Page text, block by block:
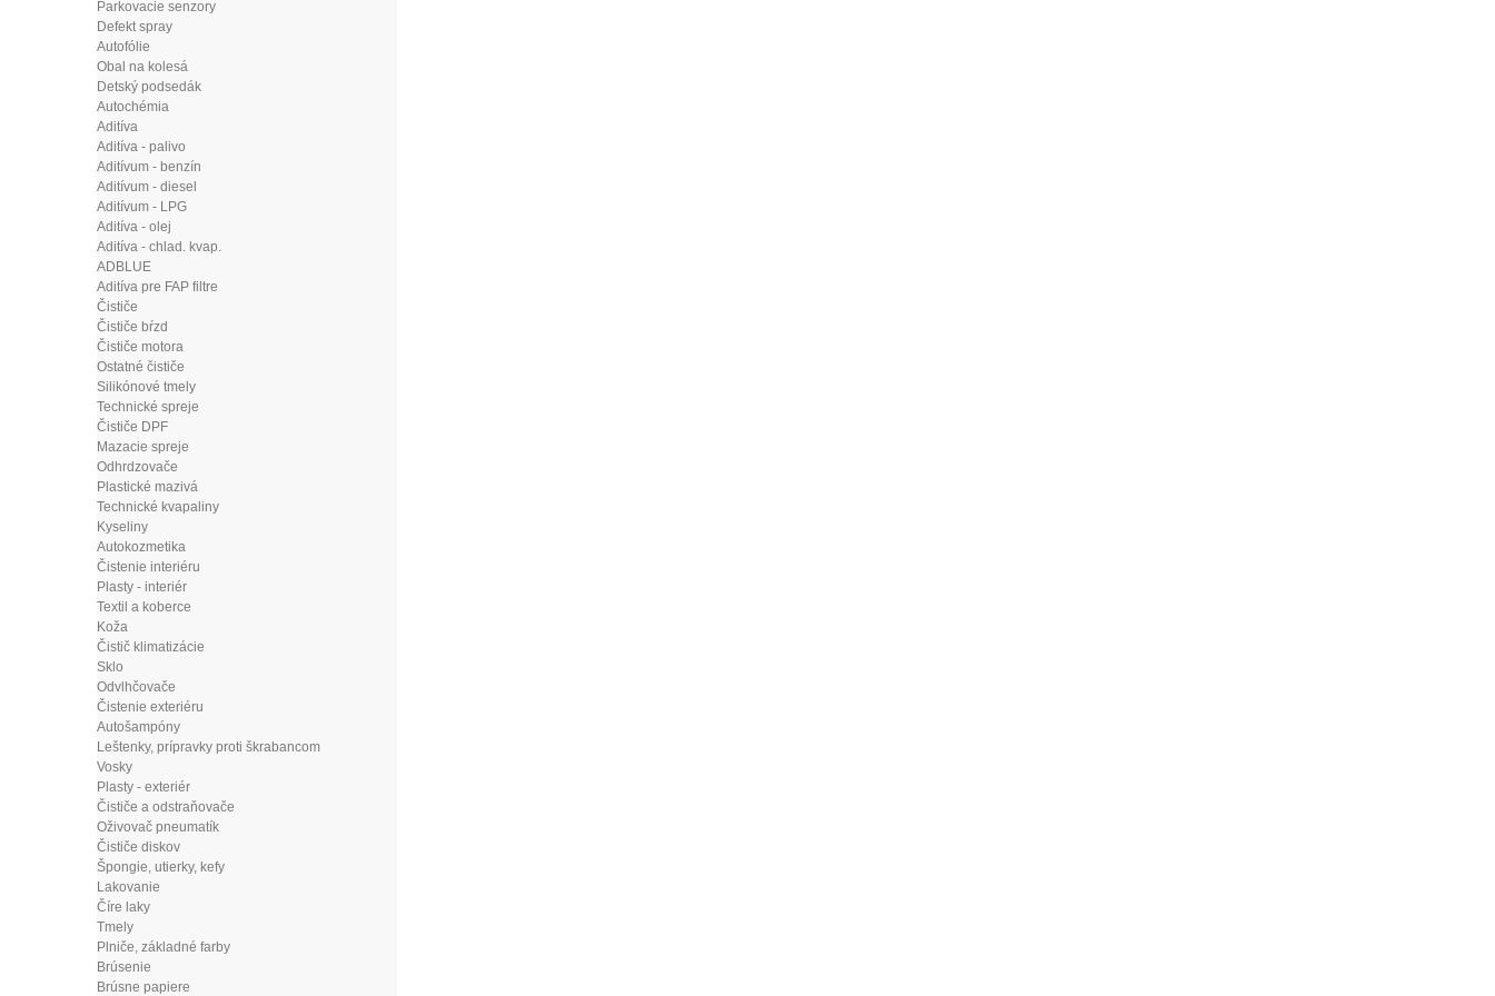
Parkovacie senzory
Defekt spray
Autofólie
Obal na kolesá
Detský podsedák
Autochémia
Aditíva
Aditíva - palivo
Aditívum - benzín
Aditívum - diesel
Aditívum - LPG
Aditíva - olej
Aditíva - chlad. kvap.
ADBLUE
Aditíva pre FAP filtre
Čističe
Čističe bŕzd
Čističe motora
Ostatné čističe
Silikónové tmely
Technické spreje
Čističe DPF
Mazacie spreje
Odhrdzovače
Plastické mazivá
Technické kvapaliny
Kyseliny
Autokozmetika
Čistenie interiéru
Plasty - interiér
Textil a koberce
Koža
Čistič klimatizácie
Sklo
Odvlhčovače
Čistenie exteriéru
Autošampóny
Leštenky, prípravky proti škrabancom
Vosky
Plasty - exteriér
Čističe a odstraňovače
Oživovač pneumatík
Čističe diskov
Špongie, utierky, kefy
Lakovanie
Číre laky
Tmely
Plniče, základné farby
Brúsenie
Brúsne papiere